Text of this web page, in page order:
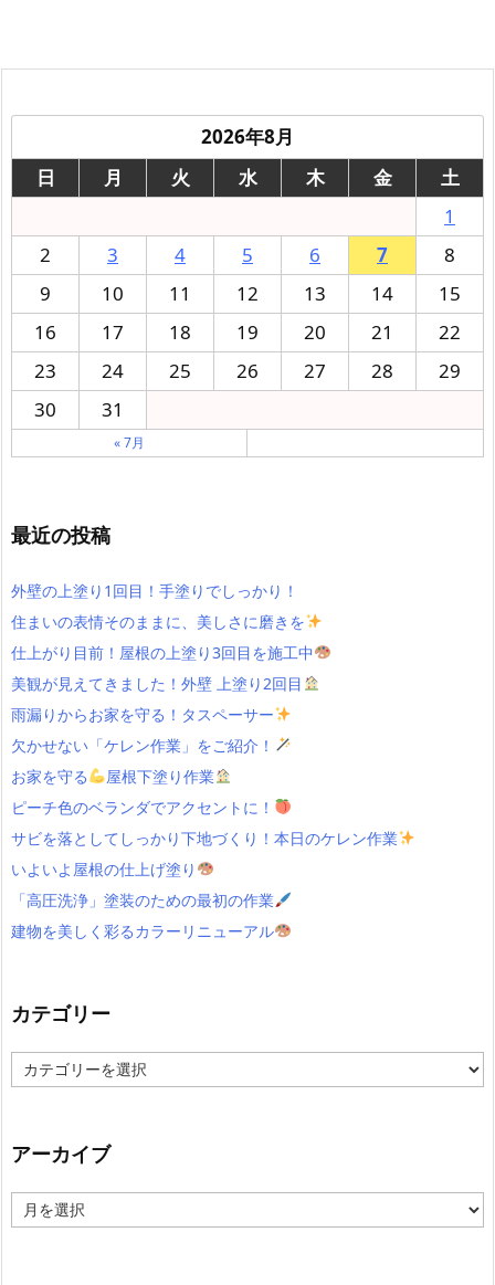
2026年8月
日
月 火 水 木 金
土
1
2
3 4 5 6 7
8
9
10 11 12 13 14
15
16
17 18 19 20 21
22
23
24 25 26 27 28
29
30
31
« 7月
最近の投稿
外壁の上塗り1回目！手塗りでしっかり！
住まいの表情そのままに、美しさに磨きを
仕上がり目前！屋根の上塗り3回目を施工中
美観が見えてきました！外壁 上塗り2回目
雨漏りからお家を守る！タスペーサー
欠かせない「ケレン作業」をご紹介！
お家を守る
屋根下塗り作業
ピーチ色のベランダでアクセントに！
サビを落としてしっかり下地づくり！本日のケレン作業
いよいよ屋根の仕上げ塗り
「高圧洗浄」塗装のための最初の作業
建物を美しく彩るカラーリニューアル
カテゴリー
テ
ー
アーカイブ
ー